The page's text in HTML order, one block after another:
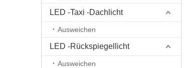
LED -Taxi -Dachlicht
Ausweichen
LED -Rückspiegellicht
Ausweichen